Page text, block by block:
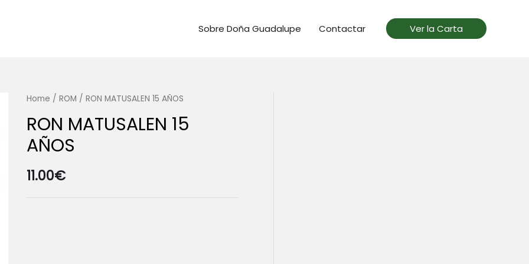
Sobre Doña Guadalupe Contactar Ver la Carta
Home / ROM / RON MATUSALEN 15 AÑOS
RON MATUSALEN 15
AÑOS
11.00€